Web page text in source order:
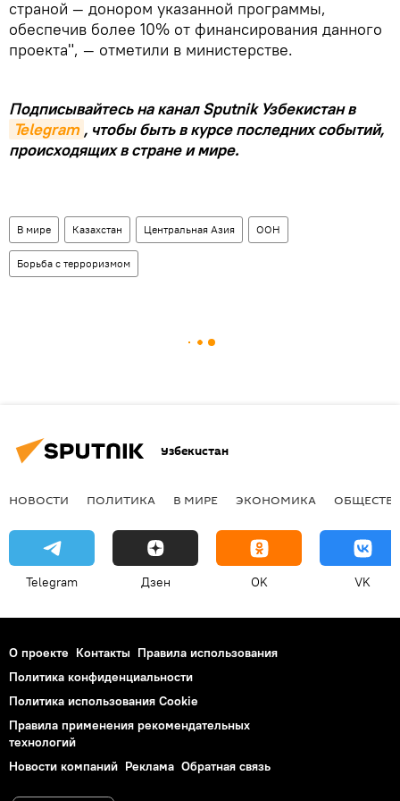
страной — донором указанной программы,
обеспечив более 10% от финансирования данного
проекта", — отметили в министерстве.
Подписывайтесь на канал Sputnik Узбекистан в
Telegram , чтобы быть в курсе последних событий,
происходящих в стране и мире.
В мире Казахстан Центральная Азия ООН
Борьба с терроризмом
Узбекистан
НОВОСТИ ПОЛИТИКА В МИРЕ ЭКОНОМИКА
Telegram Дзен OK VK
О проекте Контакты Правила использования
Политика конфиденциальности
Политика использования Cookie
Правила применения рекомендательных
технологий
Новости компаний Реклама Обратная связь